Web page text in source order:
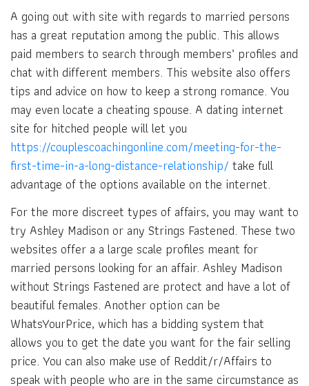
A going out with site with regards to married persons
has a great reputation among the public. This allows
paid members to search through members’ profiles and
chat with different members. This website also offers
tips and advice on how to keep a strong romance. You
may even locate a cheating spouse. A dating internet
site for hitched people will let you
https://couplescoachingonline.com/meeting-for-the-
first-time-in-a-long-distance-relationship/ take full
advantage of the options available on the internet.
For the more discreet types of affairs, you may want to
try Ashley Madison or any Strings Fastened. These two
websites offer a a large scale profiles meant for
married persons looking for an affair. Ashley Madison
without Strings Fastened are protect and have a lot of
beautiful females. Another option can be
WhatsYourPrice, which has a bidding system that
allows you to get the date you want for the fair selling
price. You can also make use of Reddit/r/Affairs to
speak with people who are in the same circumstance as